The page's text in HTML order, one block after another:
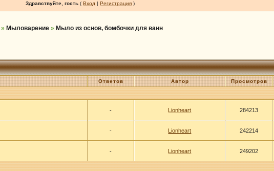
Здравствуйте, гость (Вход |Регистрация )
» Мыловарение » Мыло из основ, бомбочки для ванн
Ответов Автор Просмотров
- Lionheart 284213
- Lionheart 242214
- Lionheart 249202